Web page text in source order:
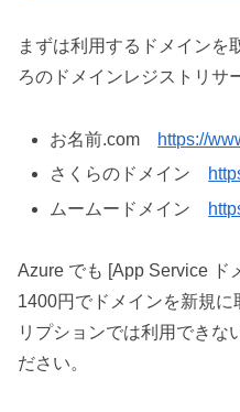
まずは利用するドメインを
ろのドメインレジストリサ
お名前.com
https://
さくらのドメイン
ムームードメイン
Azure でも [App Service ド
1400円でドメインを新規
リプションでは利用できな
ださい。